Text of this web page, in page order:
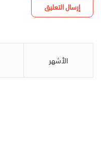
الأشهر